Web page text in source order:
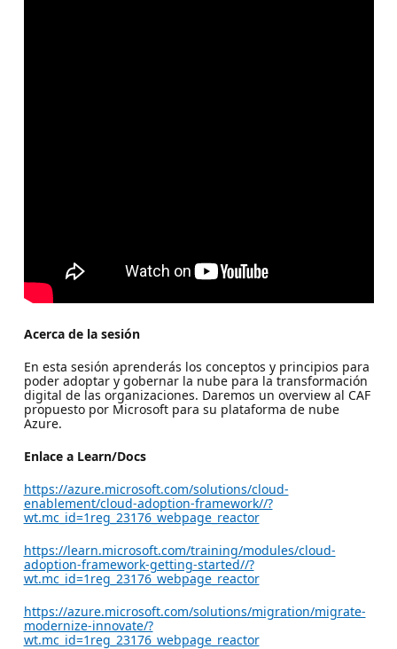
Acerca de la sesión
En esta sesión aprenderás los conceptos y principios para
poder adoptar y gobernar la nube para la transformación
digital de las organizaciones. Daremos un overview al CAF
propuesto por Microsoft para su plataforma de nube
Azure.
Enlace a Learn/Docs
https://azure.microsoft.com/solutions/cloud-
enablement/cloud-adoption-framework//?
wt.mc_id=1reg_23176_webpage_reactor
https://learn.microsoft.com/training/modules/cloud-
adoption-framework-getting-started//?
wt.mc_id=1reg_23176_webpage_reactor
https://azure.microsoft.com/solutions/migration/migrate-
modernize-innovate/?
wt.mc_id=1reg_23176_webpage_reactor